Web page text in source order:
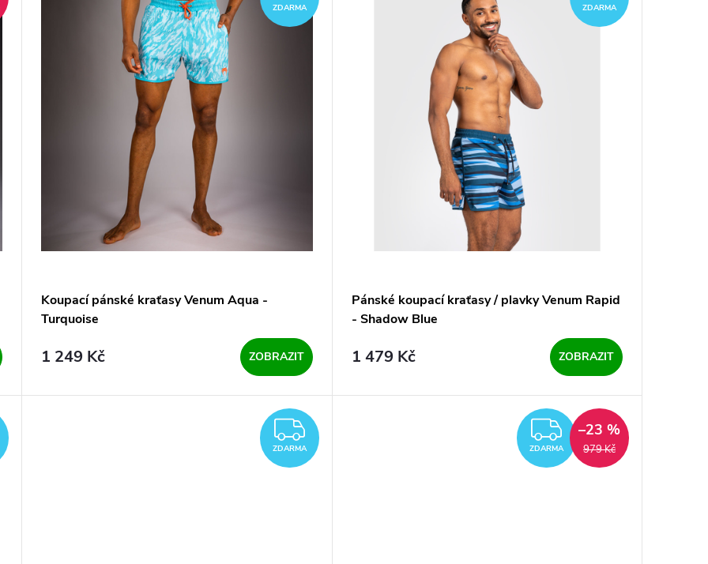
ZDARMA
Koupací pánské kraťasy Venum Aqua -
Turquoise
1 249 Kč ZOBRAZIT
ZDARMA
Pánské koupací kraťasy / plavky Venum Rapid
- Shadow Blue
1 479 Kč ZOBRAZIT
ZDARMA
ZDARMA
ZDARMA
ZDARMA 979 Kč
–23 %